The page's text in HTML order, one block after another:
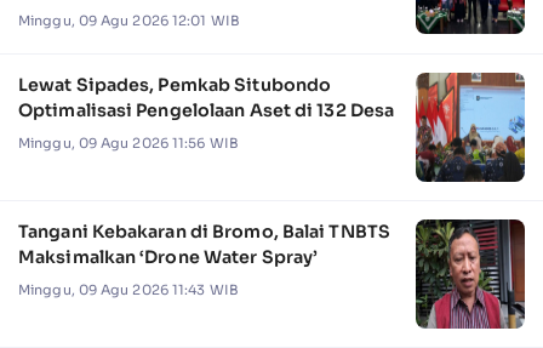
Minggu, 09 Agu 2026 12:01 WIB
Lewat Sipades, Pemkab Situbondo
Optimalisasi Pengelolaan Aset di 132 Desa
Minggu, 09 Agu 2026 11:56 WIB
Tangani Kebakaran di Bromo, Balai TNBTS
Maksimalkan ‘Drone Water Spray’
Minggu, 09 Agu 2026 11:43 WIB